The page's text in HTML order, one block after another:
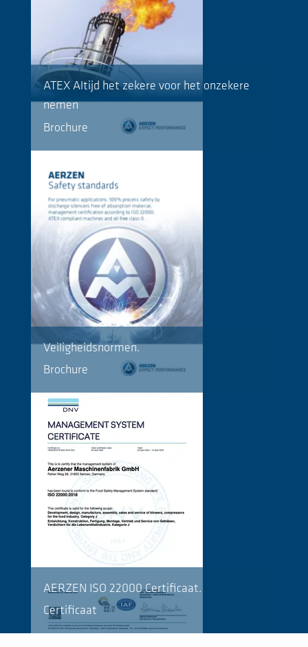
ATEX Altijd het zekere voor het onzekere
nemen
Brochure
Veiligheidsnormen.
Brochure
AERZEN ISO 22000 Certificaat.
Certificaat